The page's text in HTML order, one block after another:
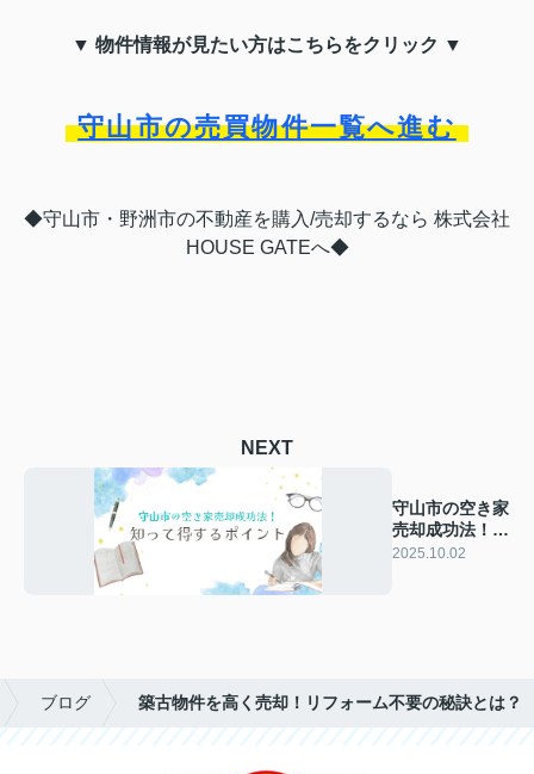
▼ 物件情報が見たい方はこちらをクリック ▼
守山市の売買物件一覧へ進む
◆守山市・野洲市の不動産を購入/売却するなら 株式会社
HOUSE GATEへ◆
NEXT
守山市の空き家
売却成功法！知
って得するポイ
2025.10.02
ブログ 築古物件を高く売却！リフォーム不要の秘訣とは？